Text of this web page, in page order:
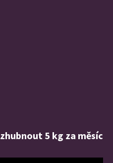
5 kg za měsíc